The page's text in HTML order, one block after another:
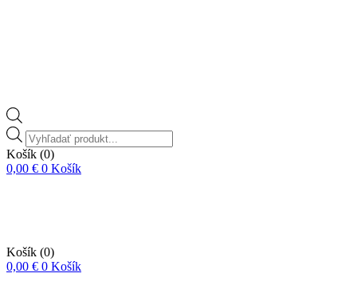
Vyhľadávanie
produktov
Košík (0)
0,00 € 0 Košík
Košík (0)
0,00 € 0 Košík